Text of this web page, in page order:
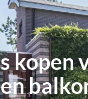
kopen